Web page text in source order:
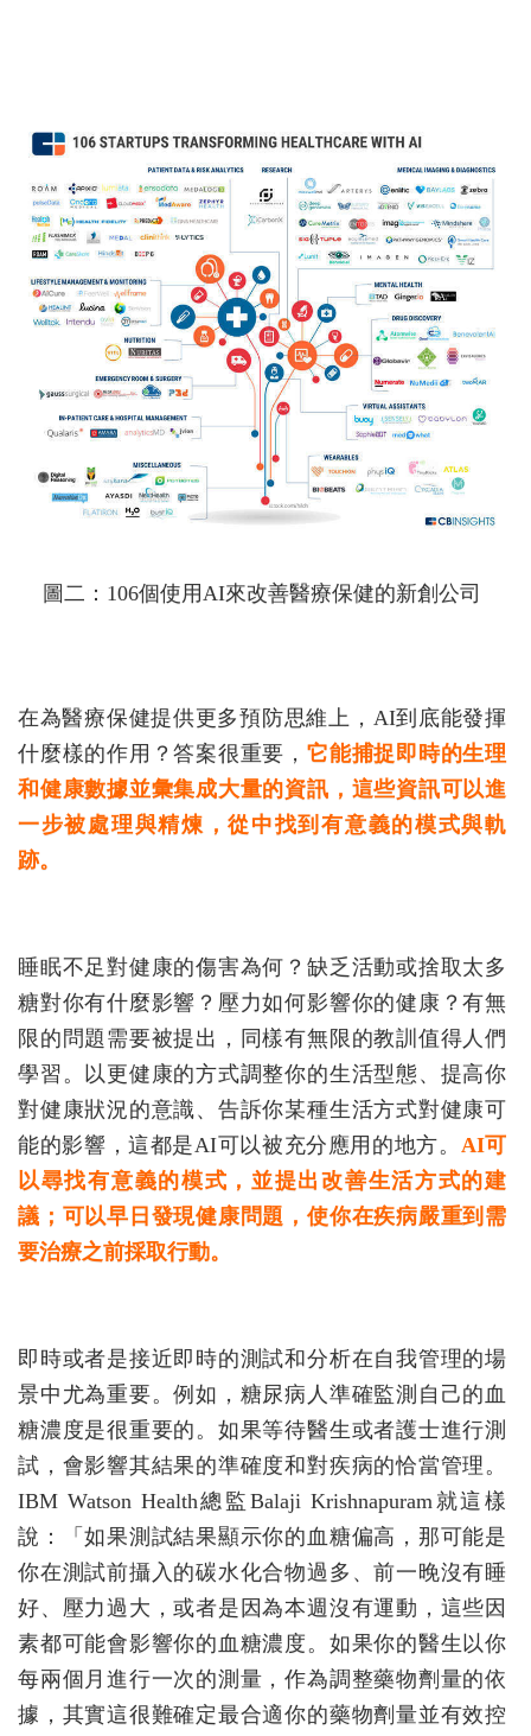
圖二：106個使用AI來改善醫療保健的新創公司
在為醫療保健提供更多預防思維上，AI到底能發揮
什麼樣的作用？答案很重要，它能捕捉即時的生理
和健康數據並彙集成大量的資訊，這些資訊可以進
一步被處理與精煉，從中找到有意義的模式與軌
跡。
睡眠不足對健康的傷害為何？缺乏活動或捨取太多
糖對你有什麼影響？壓力如何影響你的健康？有無
限的問題需要被提出，同樣有無限的教訓值得人們
學習。以更健康的方式調整你的生活型態、提高你
對健康狀況的意識、告訴你某種生活方式對健康可
能的影響，這都是AI可以被充分應用的地方。 AI可
以尋找有意義的模式，並提出改善生活方式的建
議；可以早日發現健康問題，使你在疾病嚴重到需
要治療之前採取行動。
即時或者是接近即時的測試和分析在自我管理的場
景中尤為重要。例如，糖尿病人準確監測自己的血
糖濃度是很重要的。如果等待醫生或者護士進行測
試，會影響其結果的準確度和對疾病的恰當管理。
IBM Watson Health總監Balaji Krishnapuram就這樣
說：「如果測試結果顯示你的血糖偏高，那可能是
你在測試前攝入的碳水化合物過多、前一晚沒有睡
好、壓力過大，或者是因為本週沒有運動，這些因
素都可能會影響你的血糖濃度。如果你的醫生以你
每兩個月進行一次的測量，作為調整藥物劑量的依
據，其實這很難確定最合適你的藥物劑量並有效控